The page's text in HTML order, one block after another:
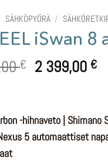
SÄHKÖPYÖRÄ /
iSwan 8
€ Alkuperäinen
499,00 €.
2 399,00 €
-hihnaveto |
5 automaattiset